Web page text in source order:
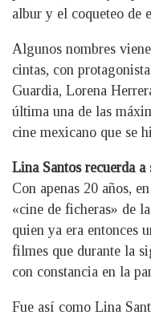
albur y el coqueteo de
Algunos nombres
cintas, con
Guardia, Lorena
última una de las
cine mexicano que se
Lina Santos recuerda
Con apenas 20 años,
«cine de ficheras» de
quien ya era entonces
filmes que durante la
con constancia en la
Fue así como Lina